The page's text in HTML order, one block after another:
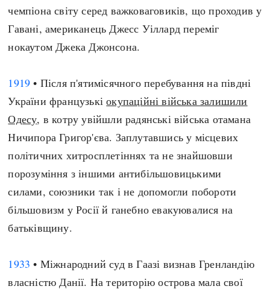
чемпіона світу серед важковаговиків, що проходив у
Гавані, американець Джесс Уіллард переміг
нокаутом Джека Джонсона.
1919 • Після п'ятимісячного перебування на півдні
України французькіокупаційні війська залишили
Одесу, в котру увійшли радянські війська отамана
Ничипора Григор'єва. Заплутавшись у місцевих
політичних хитросплетіннях та не знайшовши
порозуміння з іншими антибільшовицькими
силами, союзники так і не допомогли побороти
більшовизм у Росії й ганебно евакуювалися на
батьківщину.
1933 • Міжнародний суд в Гаазі визнав Гренландію
власністю Данії. На територію острова мала свої